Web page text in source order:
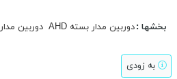
بخشها :دوربین مدار بسته AHD دوربین
به زودی